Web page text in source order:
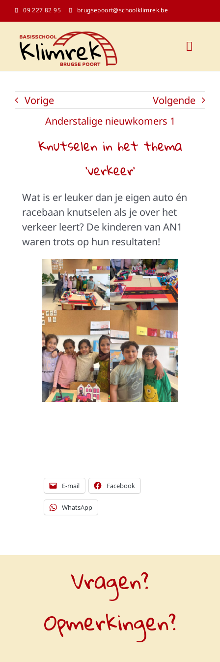
naar
inhoud
09 227 82 95 brugsepoort@schoolklimrek.be
Toggle
Schoolinfo
Kalender
Klasblogs
Vorige
Volgende
Anderstalige nieuwkomers 1
Knutselen in het thema
‘verkeer’
Wat is er leuker dan je eigen auto én
racebaan knutselen als je over het
verkeer leert? De kinderen van AN1
waren trots op hun resultaten!
E-mail Facebook
WhatsApp
Vragen?
Opmerkingen?